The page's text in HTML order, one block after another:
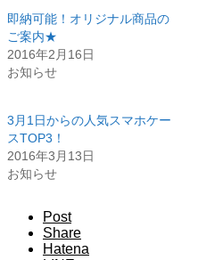
即納可能！オリジナル商品の
ご案内★
2016年2月16日
お知らせ
3月1日からの人気スマホケー
スTOP3！
2016年3月13日
お知らせ
Post
Share
Hatena